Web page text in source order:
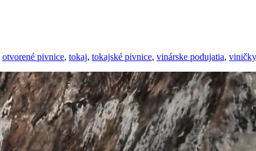
otvorené pivnice, tokaj, tokajské pivnice, vinárske podujatia, viničky